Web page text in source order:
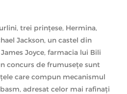
trei prințese, Hermina,
Jackson, un castel din
Joyce, farmacia lui Bili
concurs de frumusețe sunt
care compun mecanismul
adresat celor mai rafinați